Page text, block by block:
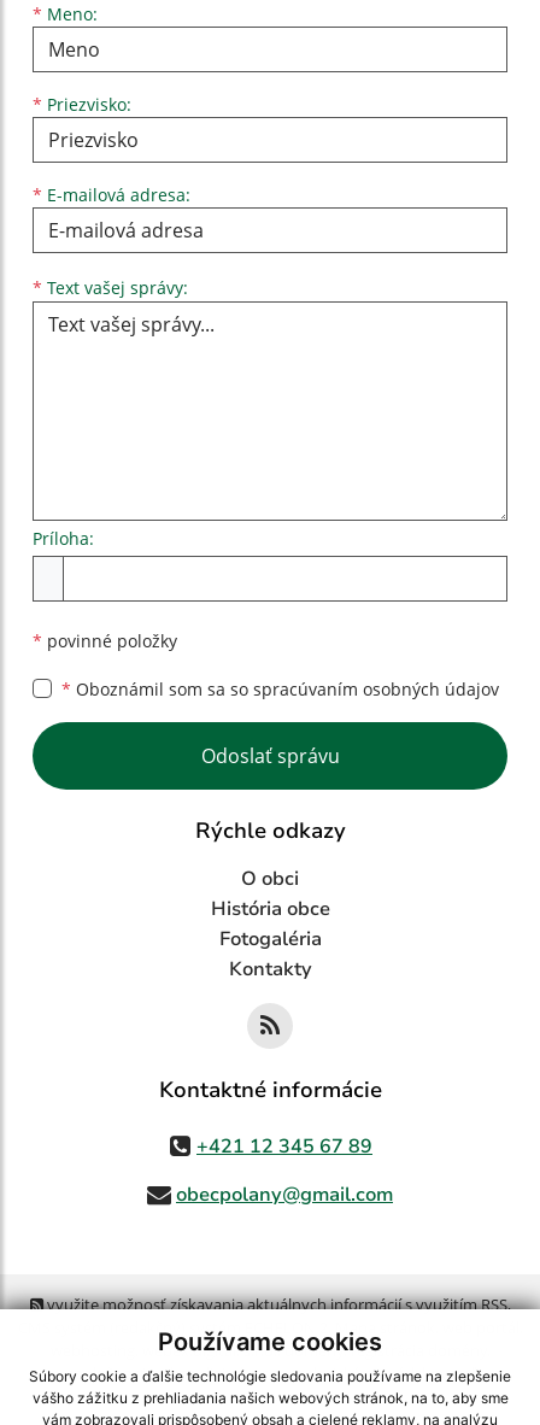
Používame cookies
Súbory cookie a ďalšie technológie sledovania používame na zlepšenie
vášho zážitku z prehliadania našich webových stránok, na to, aby sme
vám zobrazovali prispôsobený obsah a cielené reklamy, na analýzu
* Meno:
Meno
* Priezvisko:
Priezvisko
* E-mailová adresa:
E-mailová adresa
* Text vašej správy:
Príloha:
* povinné položky
* Oboznámil som sa so spracúvaním osobných údajov
Google reCaptcha Response
Odoslať správu
Rýchle odkazy
O obci
História obce
Fotogaléria
Kontakty
Kontaktné informácie
+421 12 345 67 89
obecpolany@gmail.com
využite možnosť získavania aktuálnych informácií s využitím RSS,
CMS systém (redakčný) systém ECHELON 2, Mapa stránok
webex.digital, s.r.o.,domény,registrácia domény
spoločnosť webex.digital, s.r.o.,technický prevádzkovateľ